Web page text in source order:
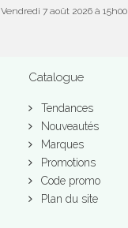
Vendredi 7 août 2026 à 15h00
Catalogue
Tendances
Nouveautés
Marques
Promotions
Code promo
Plan du site